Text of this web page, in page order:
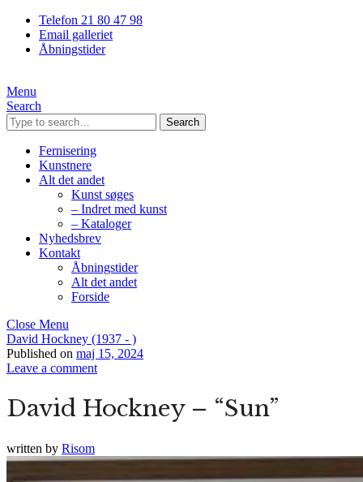
Telefon 21 80 47 98
Email galleriet
Åbningstider
Menu
Search
Search
Fernisering
Kunstnere
Alt det andet
Kunst søges
– Indret med kunst
– Kataloger
Nyhedsbrev
Kontakt
Åbningstider
Alt det andet
Forside
Close Menu
David Hockney (1937 - )
Published on maj 15, 2024
Leave a comment
David Hockney – “Sun”
written by Risom